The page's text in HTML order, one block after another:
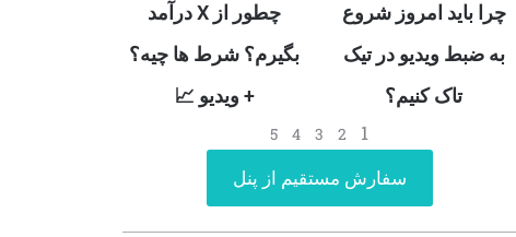
چرا باید امروز شروع
به ضبط ویدیو در تیک
تاک کنیم؟
چطور از X درآمد
بگیرم؟ شرط ها چیه؟
+ ویدیو 📈
1
2
3
4
5
سفارش مستقیم از پنل